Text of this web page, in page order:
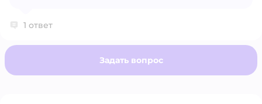
1 ответ
Задать вопрос